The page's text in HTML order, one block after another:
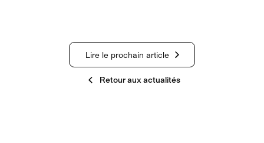
Retour aux actualités
Lire le prochain article